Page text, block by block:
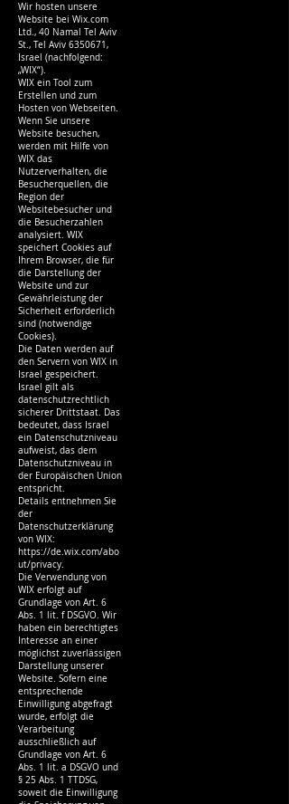
Wir hosten unsere
Website bei Wix.com
Ltd., 40 Namal Tel Aviv
St., Tel Aviv 6350671,
Israel (nachfolgend:
„WIX“).
WIX ein Tool zum
Erstellen und zum
Hosten von Webseiten.
Wenn Sie unsere
Website besuchen,
werden mit Hilfe von
WIX das
Nutzerverhalten, die
Besucherquellen, die
Region der
Websitebesucher und
die Besucherzahlen
analysiert. WIX
speichert Cookies auf
Ihrem Browser, die für
die Darstellung der
Website und zur
Gewährleistung der
Sicherheit erforderlich
sind (notwendige
Cookies).
Die Daten werden auf
den Servern von WIX in
Israel gespeichert.
Israel gilt als
datenschutzrechtlich
sicherer Drittstaat. Das
bedeutet, dass Israel
ein Datenschutzniveau
aufweist, das dem
Datenschutzniveau in
der Europäischen Union
entspricht.
Details entnehmen Sie
der
Datenschutzerklärung
von WIX:
https://de.wix.com/abo
ut/privacy.
Die Verwendung von
WIX erfolgt auf
Grundlage von Art. 6
Abs. 1 lit. f DSGVO. Wir
haben ein berechtigtes
Interesse an einer
möglichst zuverlässigen
Darstellung unserer
Website. Sofern eine
entsprechende
Einwilligung abgefragt
wurde, erfolgt die
Verarbeitung
ausschließlich auf
Grundlage von Art. 6
Abs. 1 lit. a DSGVO und
§ 25 Abs. 1 TTDSG,
soweit die Einwilligung